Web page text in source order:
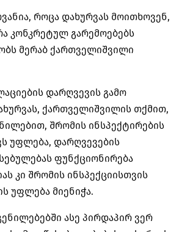
როცა დახურვას მოითხოვენ,
კონკრეტულ გარემოებებს
მერაბ ქართველიშვილი
დარღვევის გამო
ქართველიშვილის თქმით,
შრომის ინსპექტირების
უფლება, დარღვევების
ფუნქციონირება
კი შრომის ინსპექციისთვის
უფლება მიენიჭა.
ასე პირდაპირ ვერ